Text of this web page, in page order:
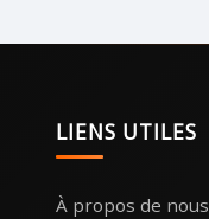
LIENS UTILES
À propos de nous